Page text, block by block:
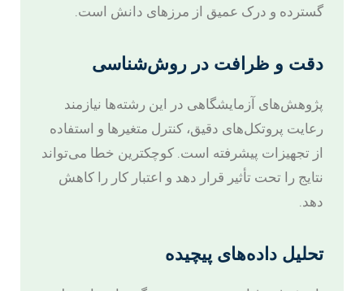
گسترده و درک عمیق از مرزهای دانش است.
دقت و ظرافت در روش‌شناسی
پژوهش‌های آزمایشگاهی در این رشته‌ها نیازمند
رعایت پروتکل‌های دقیق، کنترل متغیرها و استفاده
از تجهیزات پیشرفته است. کوچکترین خطا می‌تواند
نتایج را تحت تأثیر قرار دهد و اعتبار کار را کاهش
دهد.
تحلیل داده‌های پیچیده